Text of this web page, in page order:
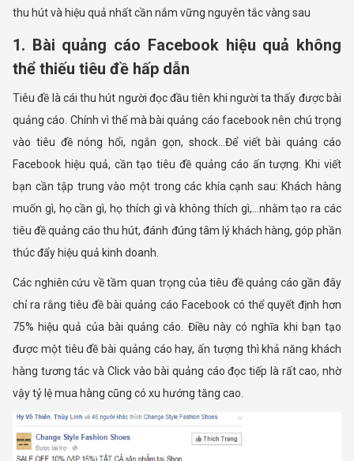
thu hút và hiệu quả nhất cần nắm vững nguyên tắc vàng sau
1. Bài quảng cáo Facebook hiệu quả không
thể thiếu tiêu đề hấp dẫn
Tiêu đề là cái thu hút người đọc đầu tiên khi người ta thấy được bài
quảng cáo. Chính vì thế mà bài quảng cáo facebook nên chú trọng
vào tiêu đề nóng hổi, ngắn gọn, shock...Để viết bài quảng cáo
Facebook hiệu quả, cần tạo tiêu đề quảng cáo ấn tượng. Khi viết
bạn cần tập trung vào một trong các khía cạnh sau: Khách hàng
muốn gì, họ cần gì, họ thích gì và không thích gì,…nhằm tạo ra các
tiêu đề quảng cáo thu hút, đánh đúng tâm lý khách hàng, góp phần
thúc đẩy hiệu quả kinh doanh.
Các nghiên cứu về tầm quan trọng của tiêu đề quảng cáo gần đây
chỉ ra rằng tiêu đề bài quảng cáo Facebook có thể quyết định hơn
75% hiệu quả của bài quảng cáo. Điều này có nghĩa khi bạn tạo
được một tiêu đề bài quảng cáo hay, ấn tượng thì khả năng khách
hàng tương tác và Click vào bài quảng cáo đọc tiếp là rất cao, nhờ
vậy tỷ lệ mua hàng cũng có xu hướng tăng cao.